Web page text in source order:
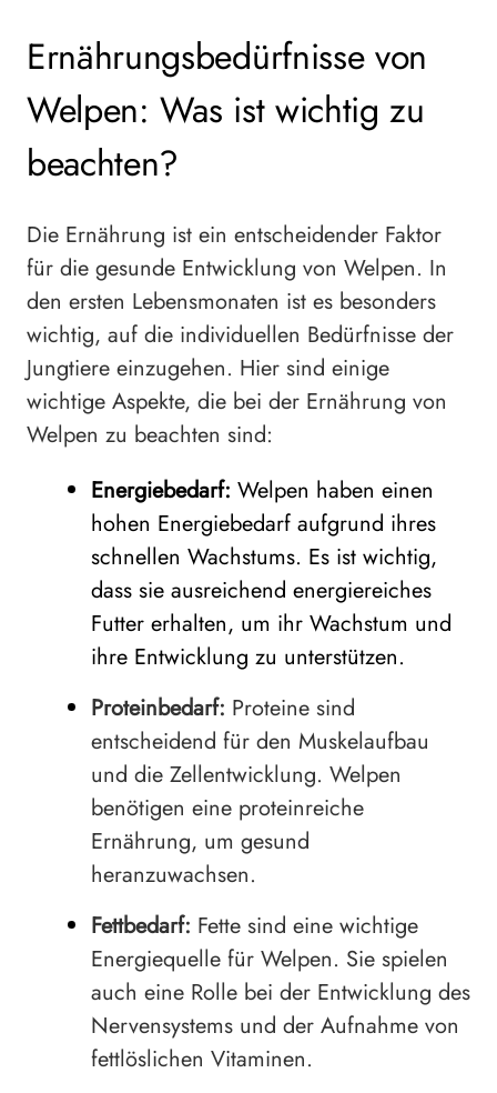
Ernährungsbedürfnisse von
Welpen: Was ist wichtig zu
beachten?
Die Ernährung ist ein entscheidender Faktor
für die gesunde Entwicklung von Welpen. In
den ersten Lebensmonaten ist es besonders
wichtig, auf die individuellen Bedürfnisse der
Jungtiere einzugehen. Hier sind einige
wichtige Aspekte, die bei der Ernährung von
Welpen zu beachten sind:
Energiebedarf: Welpen haben einen
hohen Energiebedarf aufgrund ihres
schnellen Wachstums. Es ist wichtig,
dass sie ausreichend energiereiches
Futter erhalten, um ihr Wachstum und
ihre Entwicklung zu unterstützen.
Proteinbedarf: Proteine sind
entscheidend für den Muskelaufbau
und die Zellentwicklung. Welpen
benötigen eine proteinreiche
Ernährung, um gesund
heranzuwachsen.
Fettbedarf: Fette sind eine wichtige
Energiequelle für Welpen. Sie spielen
auch eine Rolle bei der Entwicklung des
Nervensystems und der Aufnahme von
fettlöslichen Vitaminen.